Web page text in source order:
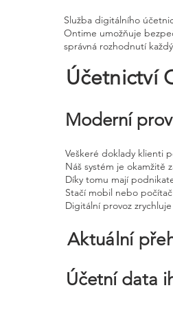
Služba digitálního
Ontime umožňuje
správná rozhodnutí
Účetnictví
Moderní
Veškeré doklady klienti
Náš systém je okamžitě
Díky tomu mají
Stačí mobil nebo
Digitální provoz
Aktuální
Účetní data